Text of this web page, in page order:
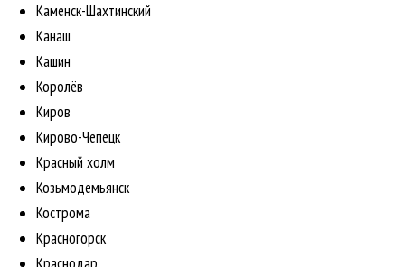
Каменск-Шахтинский
Канаш
Кашин
Королёв
Киров
Кирово-Чепецк
Красный холм
Козьмодемьянск
Кострома
Красногорск